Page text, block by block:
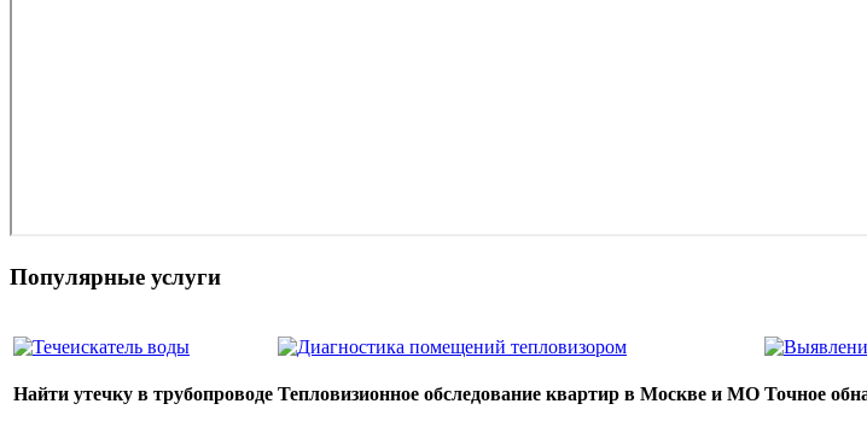
Популярные услуги
Найти утечку в трубопроводе Тепловизионное обследование квартир в Москве и МО Точное